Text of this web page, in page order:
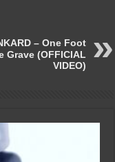
– One Foot
Grave (OFFICIAL
VIDEO)